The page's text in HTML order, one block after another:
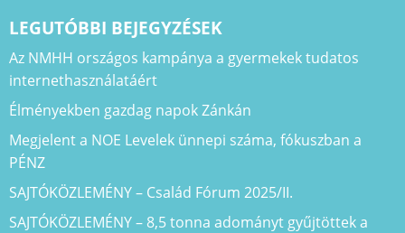
LEGUTÓBBI BEJEGYZÉSEK
Az NMHH országos kampánya a gyermekek tudatos
internethasználatáért
Élményekben gazdag napok Zánkán
Megjelent a NOE Levelek ünnepi száma, fókuszban a
PÉNZ
SAJTÓKÖZLEMÉNY – Család Fórum 2025/II.
SAJTÓKÖZLEMÉNY – 8,5 tonna adományt gyűjtöttek a